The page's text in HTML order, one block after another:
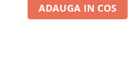
ADAUGA IN COS